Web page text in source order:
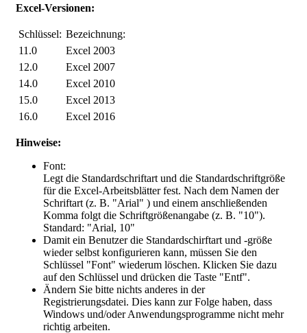
Excel-Versionen:
Schlüssel: Bezeichnung:
11.0
Excel 2003
12.0
Excel 2007
14.0
Excel 2010
15.0
Excel 2013
16.0
Excel 2016
Hinweise:
Font:
Legt die Standardschriftart und die Standardschriftgröße
für die Excel-Arbeitsblätter fest. Nach dem Namen der
Schriftart (z. B. "Arial" ) und einem anschließenden
Komma folgt die Schriftgrößenangabe (z. B. "10").
Standard: "Arial, 10"
Damit ein Benutzer die Standardschirftart und -größe
wieder selbst konfigurieren kann, müssen Sie den
Schlüssel "Font" wiederum löschen. Klicken Sie dazu
auf den Schlüssel und drücken die Taste "Entf".
Ändern Sie bitte nichts anderes in der
Registrierungsdatei. Dies kann zur Folge haben, dass
Windows und/oder Anwendungsprogramme nicht mehr
richtig arbeiten.